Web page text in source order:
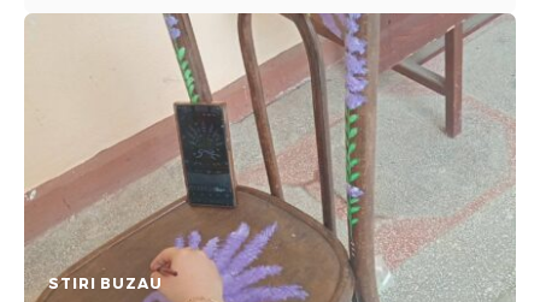
STIRI BUZAU